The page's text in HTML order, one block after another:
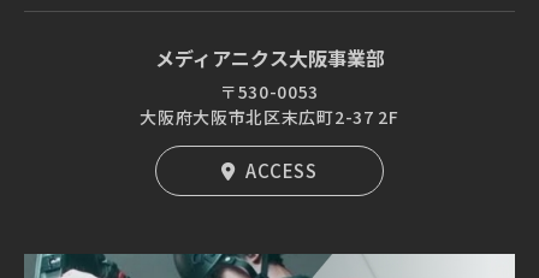
メディアニクス大阪事業部
〒530-0053
大阪府大阪市北区末広町2-37 2F
ACCESS